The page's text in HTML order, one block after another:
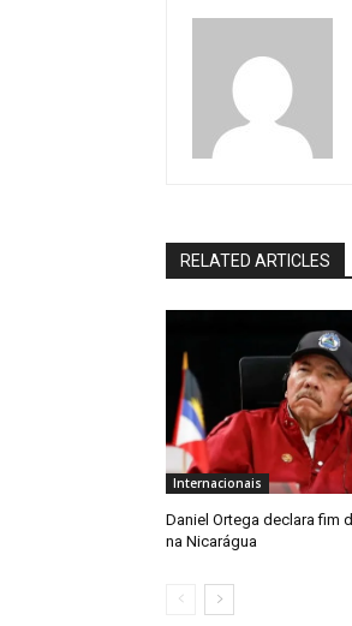
RELATED ARTICLES
Internacionais
Daniel Ortega declara fim
na Nicarágua